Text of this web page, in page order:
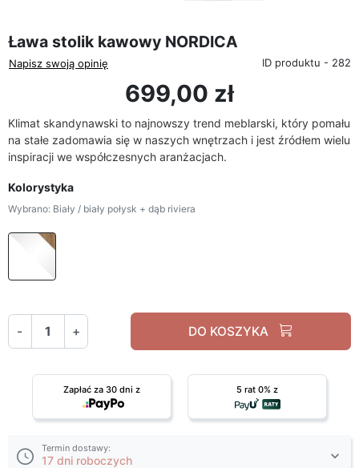
Ława stolik kawowy NORDICA
Napisz swoją opinię ID produktu - 282
699,00 zł
Klimat skandynawski to najnowszy trend meblarski, który pomału
na stałe zadomawia się w naszych wnętrzach i jest źródłem wielu
inspiracji we współczesnych aranżacjach.
Kolorystyka
Wybrano: Biały / biały połysk + dąb riviera
Biały / biały połysk + dąb riviera
- + DO KOSZYKA
Zapłać za 30 dni z 5 rat 0% z
Termin dostawy:
17 dni roboczych